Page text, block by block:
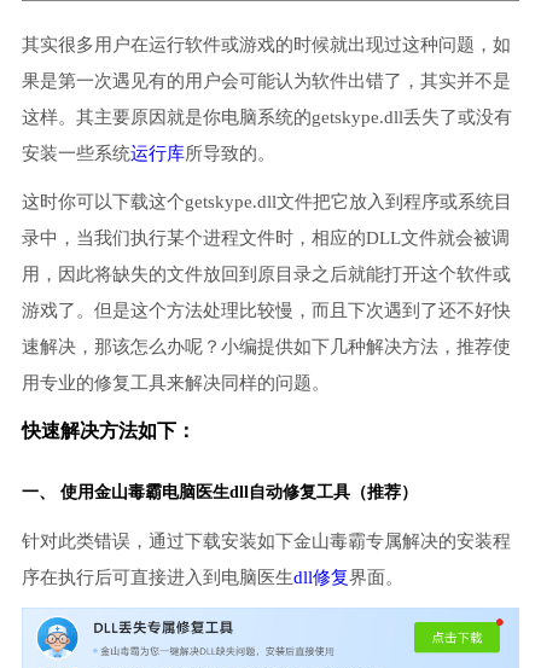
其实很多用户在运行软件或游戏的时候就出现过这种问题，如
果是第一次遇见有的用户会可能认为软件出错了，其实并不是
这样。其主要原因就是你电脑系统的getskype.dll丢失了或没有
安装一些系统运行库所导致的。
这时你可以下载这个getskype.dll文件把它放入到程序或系统目
录中，当我们执行某个进程文件时，相应的DLL文件就会被调
用，因此将缺失的文件放回到原目录之后就能打开这个软件或
游戏了。但是这个方法处理比较慢，而且下次遇到了还不好快
速解决，那该怎么办呢？小编提供如下几种解决方法，推荐使
用专业的修复工具来解决同样的问题。
快速解决方法如下：
一、 使用金山毒霸电脑医生dll自动修复工具（推荐）
针对此类错误，通过下载安装如下金山毒霸专属解决的安装程
序在执行后可直接进入到电脑医生dll修复界面。